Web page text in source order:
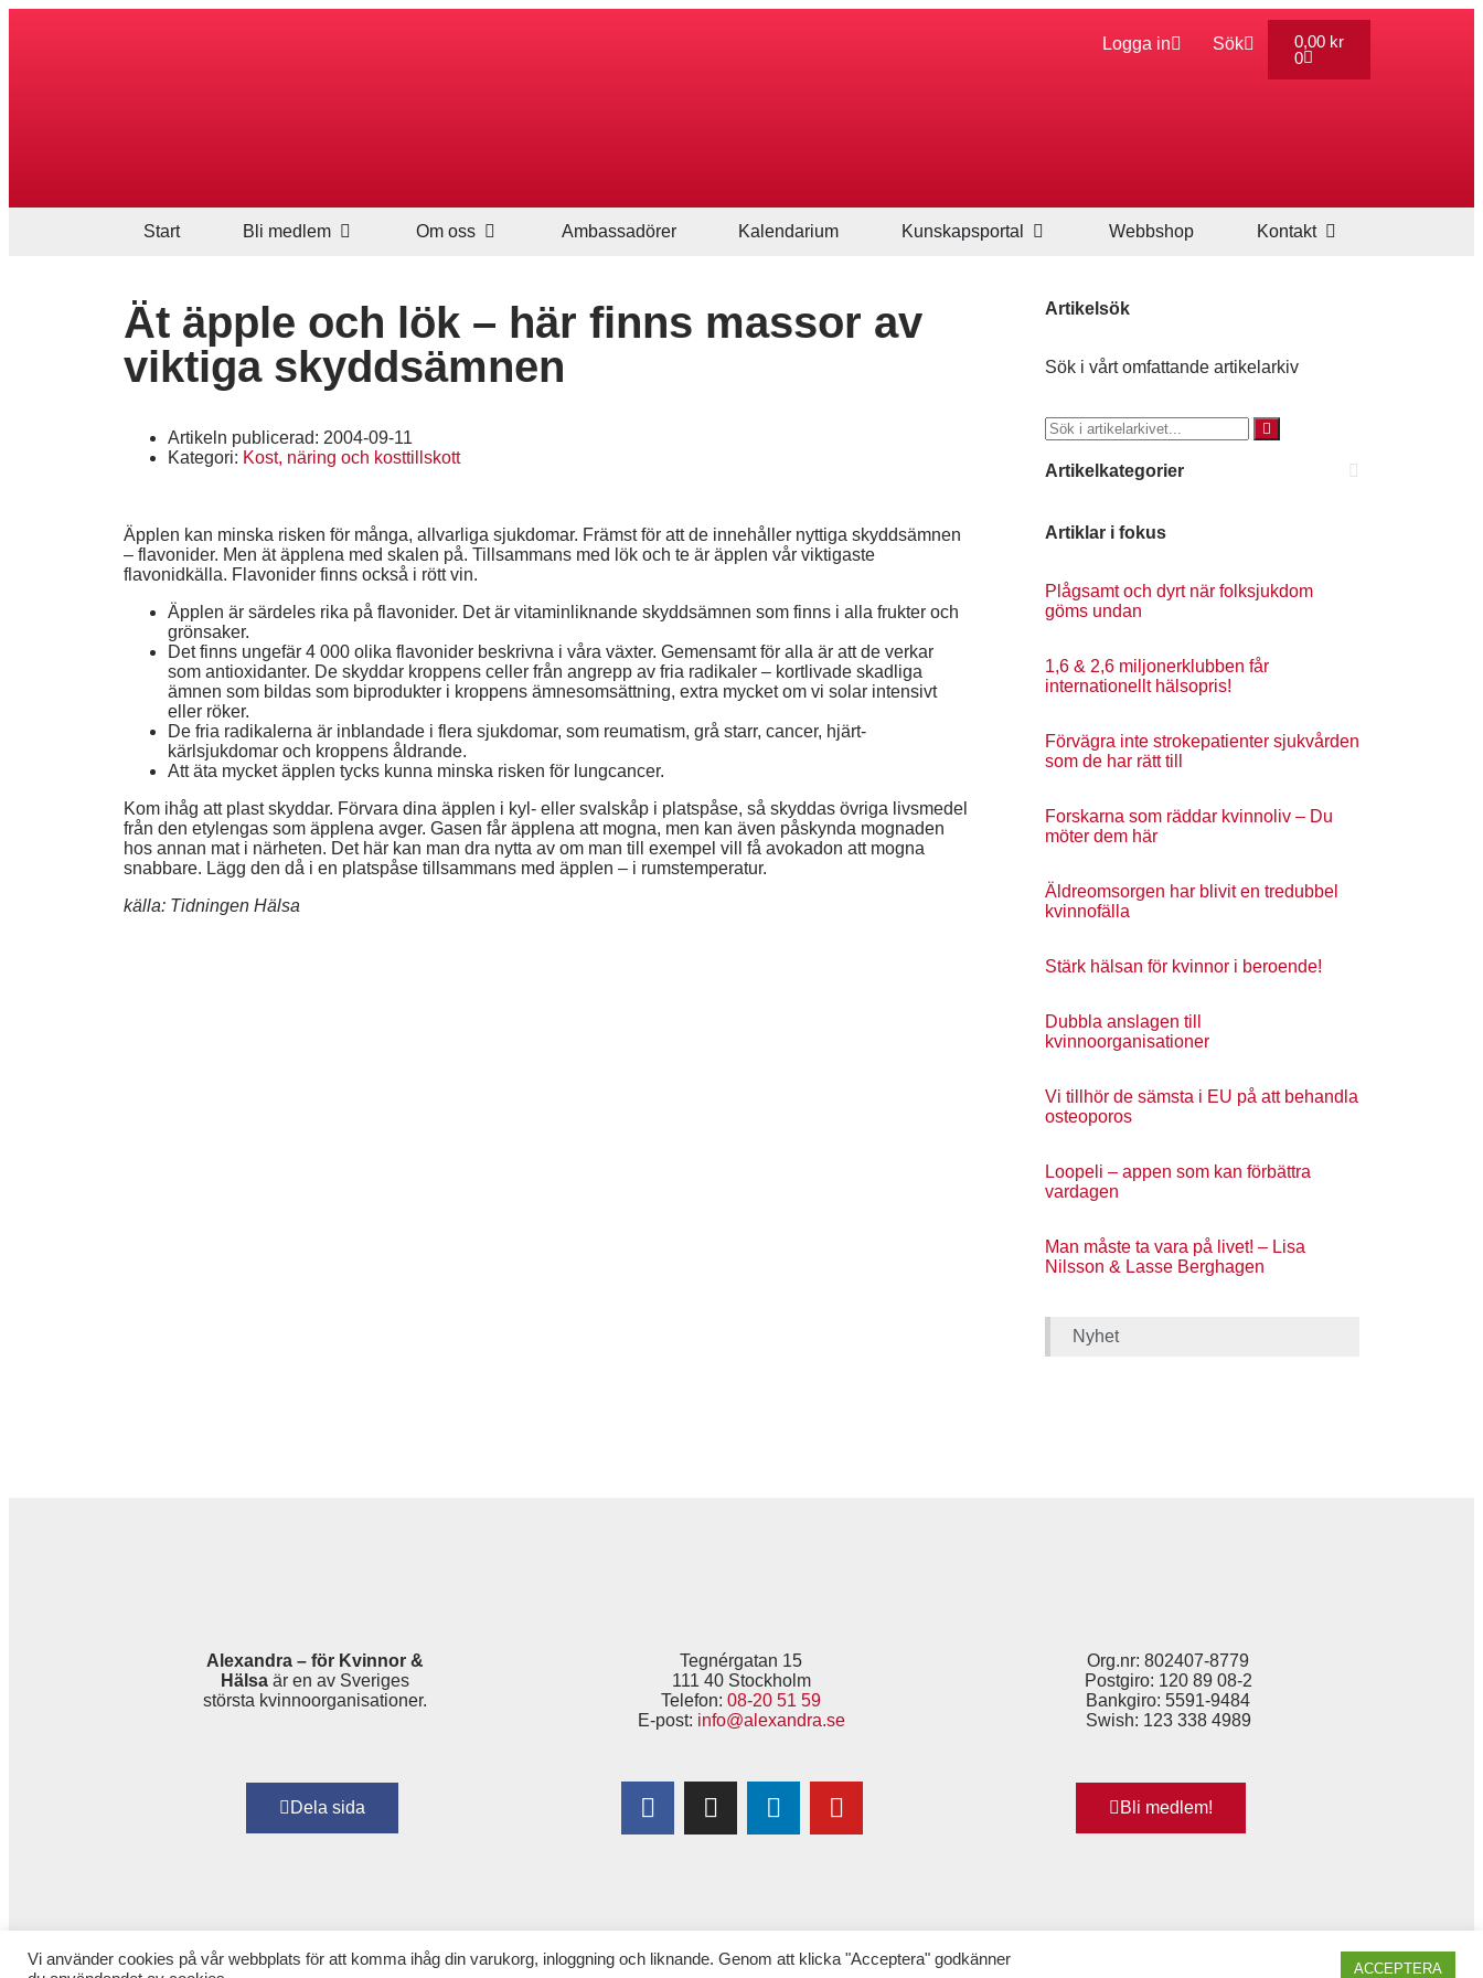
Logga in Sök 0,00 kr
0
Start Bli medlem Om oss Ambassadörer Kalendarium Kunskapsportal Webbshop Kontakt
Ät äpple och lök – här finns massor av
viktiga skyddsämnen
Artikeln publicerad: 2004-09-11
Kategori: Kost, näring och kosttillskott
Äpplen kan minska risken för många, allvarliga sjukdomar. Främst för att de innehåller nyttiga skyddsämnen
– flavonider. Men ät äpplena med skalen på. Tillsammans med lök och te är äpplen vår viktigaste
flavonidkälla. Flavonider finns också i rött vin.
Äpplen är särdeles rika på flavonider. Det är vitaminliknande skyddsämnen som finns i alla frukter och
grönsaker.
Det finns ungefär 4 000 olika flavonider beskrivna i våra växter. Gemensamt för alla är att de verkar
som antioxidanter. De skyddar kroppens celler från angrepp av fria radikaler – kortlivade skadliga
ämnen som bildas som biprodukter i kroppens ämnesomsättning, extra mycket om vi solar intensivt
eller röker.
De fria radikalerna är inblandade i flera sjukdomar, som reumatism, grå starr, cancer, hjärt-
kärlsjukdomar och kroppens åldrande.
Att äta mycket äpplen tycks kunna minska risken för lungcancer.
Kom ihåg att plast skyddar. Förvara dina äpplen i kyl- eller svalskåp i platspåse, så skyddas övriga livsmedel
från den etylengas som äpplena avger. Gasen får äpplena att mogna, men kan även påskynda mognaden
hos annan mat i närheten. Det här kan man dra nytta av om man till exempel vill få avokadon att mogna
snabbare. Lägg den då i en platspåse tillsammans med äpplen – i rumstemperatur.
källa: Tidningen Hälsa
Artikelsök
Sök i vårt omfattande artikelarkiv
Artikelkategorier
Artiklar i fokus
Plågsamt och dyrt när folksjukdom
göms undan
1,6 & 2,6 miljonerklubben får
internationellt hälsopris!
Förvägra inte strokepatienter sjukvården
som de har rätt till
Forskarna som räddar kvinnoliv – Du
möter dem här
Äldreomsorgen har blivit en tredubbel
kvinnofälla
Stärk hälsan för kvinnor i beroende!
Dubbla anslagen till
kvinnoorganisationer
Vi tillhör de sämsta i EU på att behandla
osteoporos
Loopeli – appen som kan förbättra
vardagen
Man måste ta vara på livet! – Lisa
Nilsson & Lasse Berghagen
Nyhet
Alexandra – för Kvinnor &
Hälsaär en av Sveriges
största kvinnoorganisationer.
Tegnérgatan 15
111 40 Stockholm
Telefon:08-20 51 59
E-post: info@alexandra.se
Org.nr: 802407-8779
Postgiro: 120 89 08-2
Bankgiro: 5591-9484
Swish: 123 338 4989
Dela sida Bli medlem!
(tidigare 1,6 & 2,6 miljonerklubben)
Vi använder cookies på vår webbplats för att komma ihåg din varukorg, inloggning och liknande. Genom att klicka "Acceptera" godkänner
ACCEPTERA